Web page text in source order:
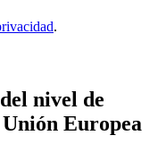
.
nivel de
Europea